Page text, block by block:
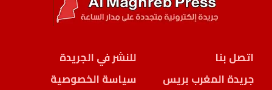
اتصل بنا
للنشر في الجريدة
جريدة المغرب بريس
سياسة الخصوصية